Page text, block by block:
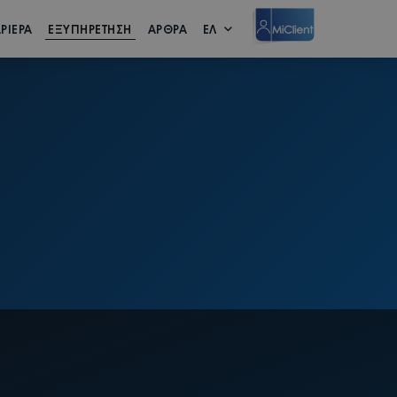
ΕΞΥΠΗΡΕΤΗΣΗ ΑΡΘΡΑ ΕΛ